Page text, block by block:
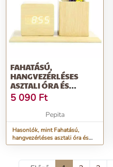
FAHATÁSÚ,
HANGVEZÉRLÉSES
ASZTALI ÓRA ÉS
TOLLTARTÓ
5 090 Ft
Pepita
Hasonlók, mint Fahatású,
hangvezérléses asztali óra és
tolltartó